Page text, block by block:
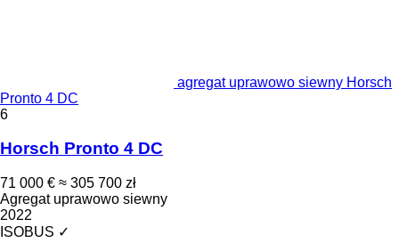
agregat uprawowo siewny Horsch
Pronto 4 DC
6
Horsch Pronto 4 DC
71 000 € ≈ 305 700 zł
Agregat uprawowo siewny
2022
ISOBUS ✓